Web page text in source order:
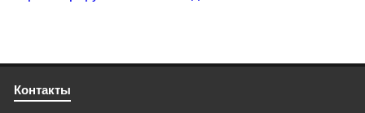
Контакты